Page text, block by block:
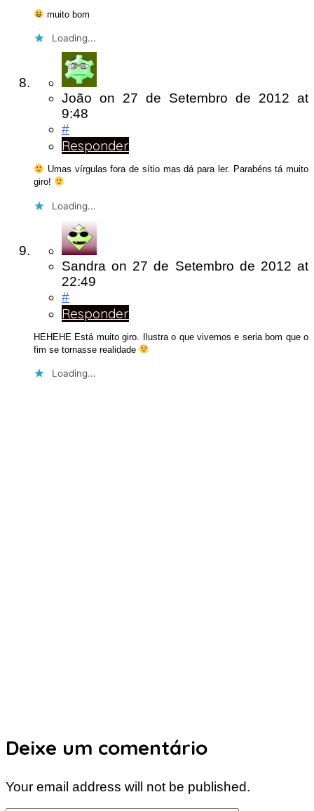
muito bom
Loading...
João on 27 de Setembro de 2012 at
9:48
#
Responder
Umas vírgulas fora de sítio mas dá para ler. Parabéns tá muito
giro!
Loading...
Sandra on 27 de Setembro de 2012at
22:49
#
Responder
HEHEHE Está muito giro. Ilustra o que vivemos e seria bom que o
fim se tornasse realidade
Loading...
Deixe um comentário
Your email address will not be published.